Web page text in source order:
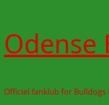
to
content
Odense
Officiel fanklub for Bulldogs